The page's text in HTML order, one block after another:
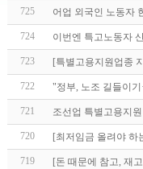
725 어업 외국인 노동자
724 이번엔 특고노동자
723 [특별고용지원업종
722 "정부, 노조 길들이
721 조선업 특별고용지
720 [최저임금 올려야
719 [돈 때문에 참고, 재